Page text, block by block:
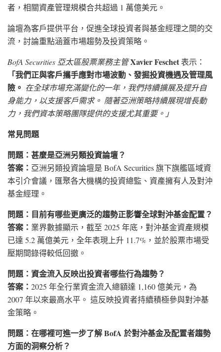
者，相關資產管理規模合共超過 1 萬億美元。
論壇為客戶提供平台，促進全球投資者與基金經理之間的交
流，討論重點涵蓋市場趨勢及投資策略。
BofA Securities 亞太區股票業務主管Xavier Feschet表示：
「我們正與客戶攜手應對市場波動、發掘投資機遇及管理風
險。 在全球市場充滿變化的一年，我們持續擴展及提升自
身能力，以支援客戶需求。 隨著亞洲策略持續展現增長動
力，我們資本策略團隊提供的支援尤其重要。」
常見問題
問題：甚麼是亞洲另類投資論壇？
答案： 亞洲另類投資論壇是 BofA Securities 旗下旗艦區域資
本引介會議，匯聚各大機構的投資總監、資產擁有人及對沖
基金經理。
問題：目前有哪些更廣泛的趨勢正影響全球對沖基金配置？
答案： 業界數據顯示，截至 2025 年底，對沖基金資產規模
已達 5.2 萬億美元，全年表現上升 11.7%，並於股票市場受
壓期間錄得較低回撤。
問題：資金流入反映出投資者哪些行為趨勢？
答案： 2025 年全行業資金流入總額達 1,160 億美元，為
2007 年以來最高水平。 這反映投資者持續積極參與對沖基
金策略。
問題：在哪裡可進一步了解 BofA 於對沖基金及配置者趨勢
方面的洞察分析？